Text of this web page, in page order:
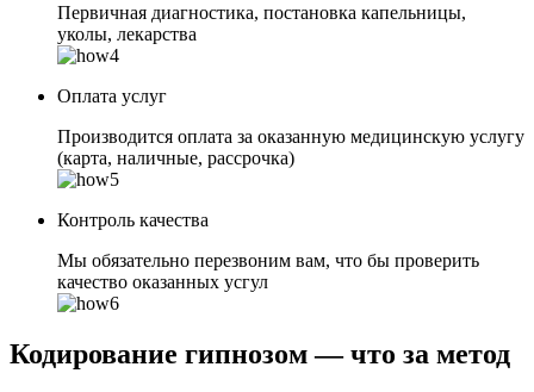
Первичная диагностика, постановка капельницы,
уколы, лекарства
Оплата услуг
Производится оплата за оказанную медицинскую услугу
(карта, наличные, рассрочка)
Контроль качества
Мы обязательно перезвоним вам, что бы проверить
качество оказанных усгул
Кодирование гипнозом — что за метод